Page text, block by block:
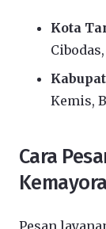
Kota
Kemis,
Cara